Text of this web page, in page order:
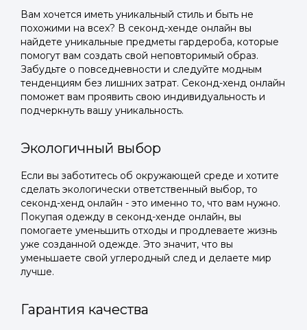
Вам хочется иметь уникальный стиль и быть не
похожими на всех? В секонд-хенде онлайн вы
найдете уникальные предметы гардероба, которые
помогут вам создать свой неповторимый образ.
Забудьте о повседневности и следуйте модным
тенденциям без лишних затрат. Секонд-хенд онлайн
поможет вам проявить свою индивидуальность и
подчеркнуть вашу уникальность.
Экологичный выбор
Если вы заботитесь об окружающей среде и хотите
сделать экологически ответственный выбор, то
секонд-хенд онлайн - это именно то, что вам нужно.
Покупая одежду в секонд-хенде онлайн, вы
помогаете уменьшить отходы и продлеваете жизнь
уже созданной одежде. Это значит, что вы
уменьшаете свой углеродный след и делаете мир
лучше.
Гарантия качества